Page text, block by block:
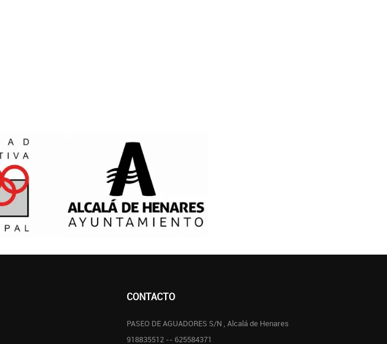
CONTACTO
PASEO DE AGUADORES S/N , Alcalá de Henares
918835512 -- 625584371